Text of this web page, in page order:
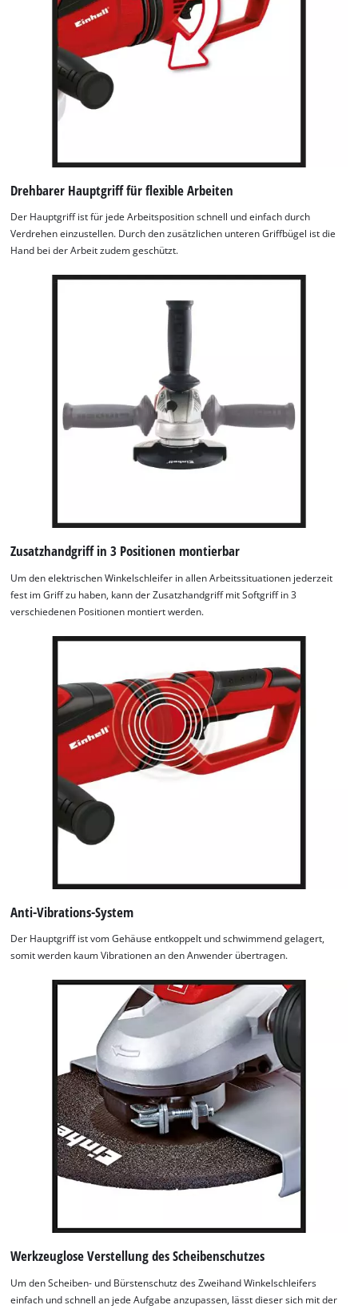
Drehbarer Hauptgriff für flexible Arbeiten
Der Hauptgriff ist für jede Arbeitsposition schnell und einfach durch
Verdrehen einzustellen. Durch den zusätzlichen unteren Griffbügel ist die
Hand bei der Arbeit zudem geschützt.
Zusatzhandgriff in 3 Positionen montierbar
Um den elektrischen Winkelschleifer in allen Arbeitssituationen jederzeit
fest im Griff zu haben, kann der Zusatzhandgriff mit Softgriff in 3
verschiedenen Positionen montiert werden.
Anti-Vibrations-System
Der Hauptgriff ist vom Gehäuse entkoppelt und schwimmend gelagert,
somit werden kaum Vibrationen an den Anwender übertragen.
Werkzeuglose Verstellung des Scheibenschutzes
Um den Scheiben- und Bürstenschutz des Zweihand Winkelschleifers
einfach und schnell an jede Aufgabe anzupassen, lässt dieser sich mit der